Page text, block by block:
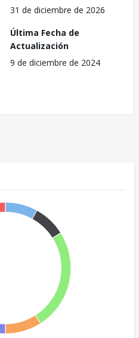
31 de diciembre de 2026
Última Fecha de
Actualización
9 de diciembre de 2024